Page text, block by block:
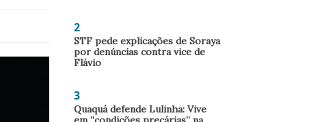
2
STF pede explicações de Soraya
por denúncias contra vice de
Flávio
3
Quaquá defende Lulinha: Vive